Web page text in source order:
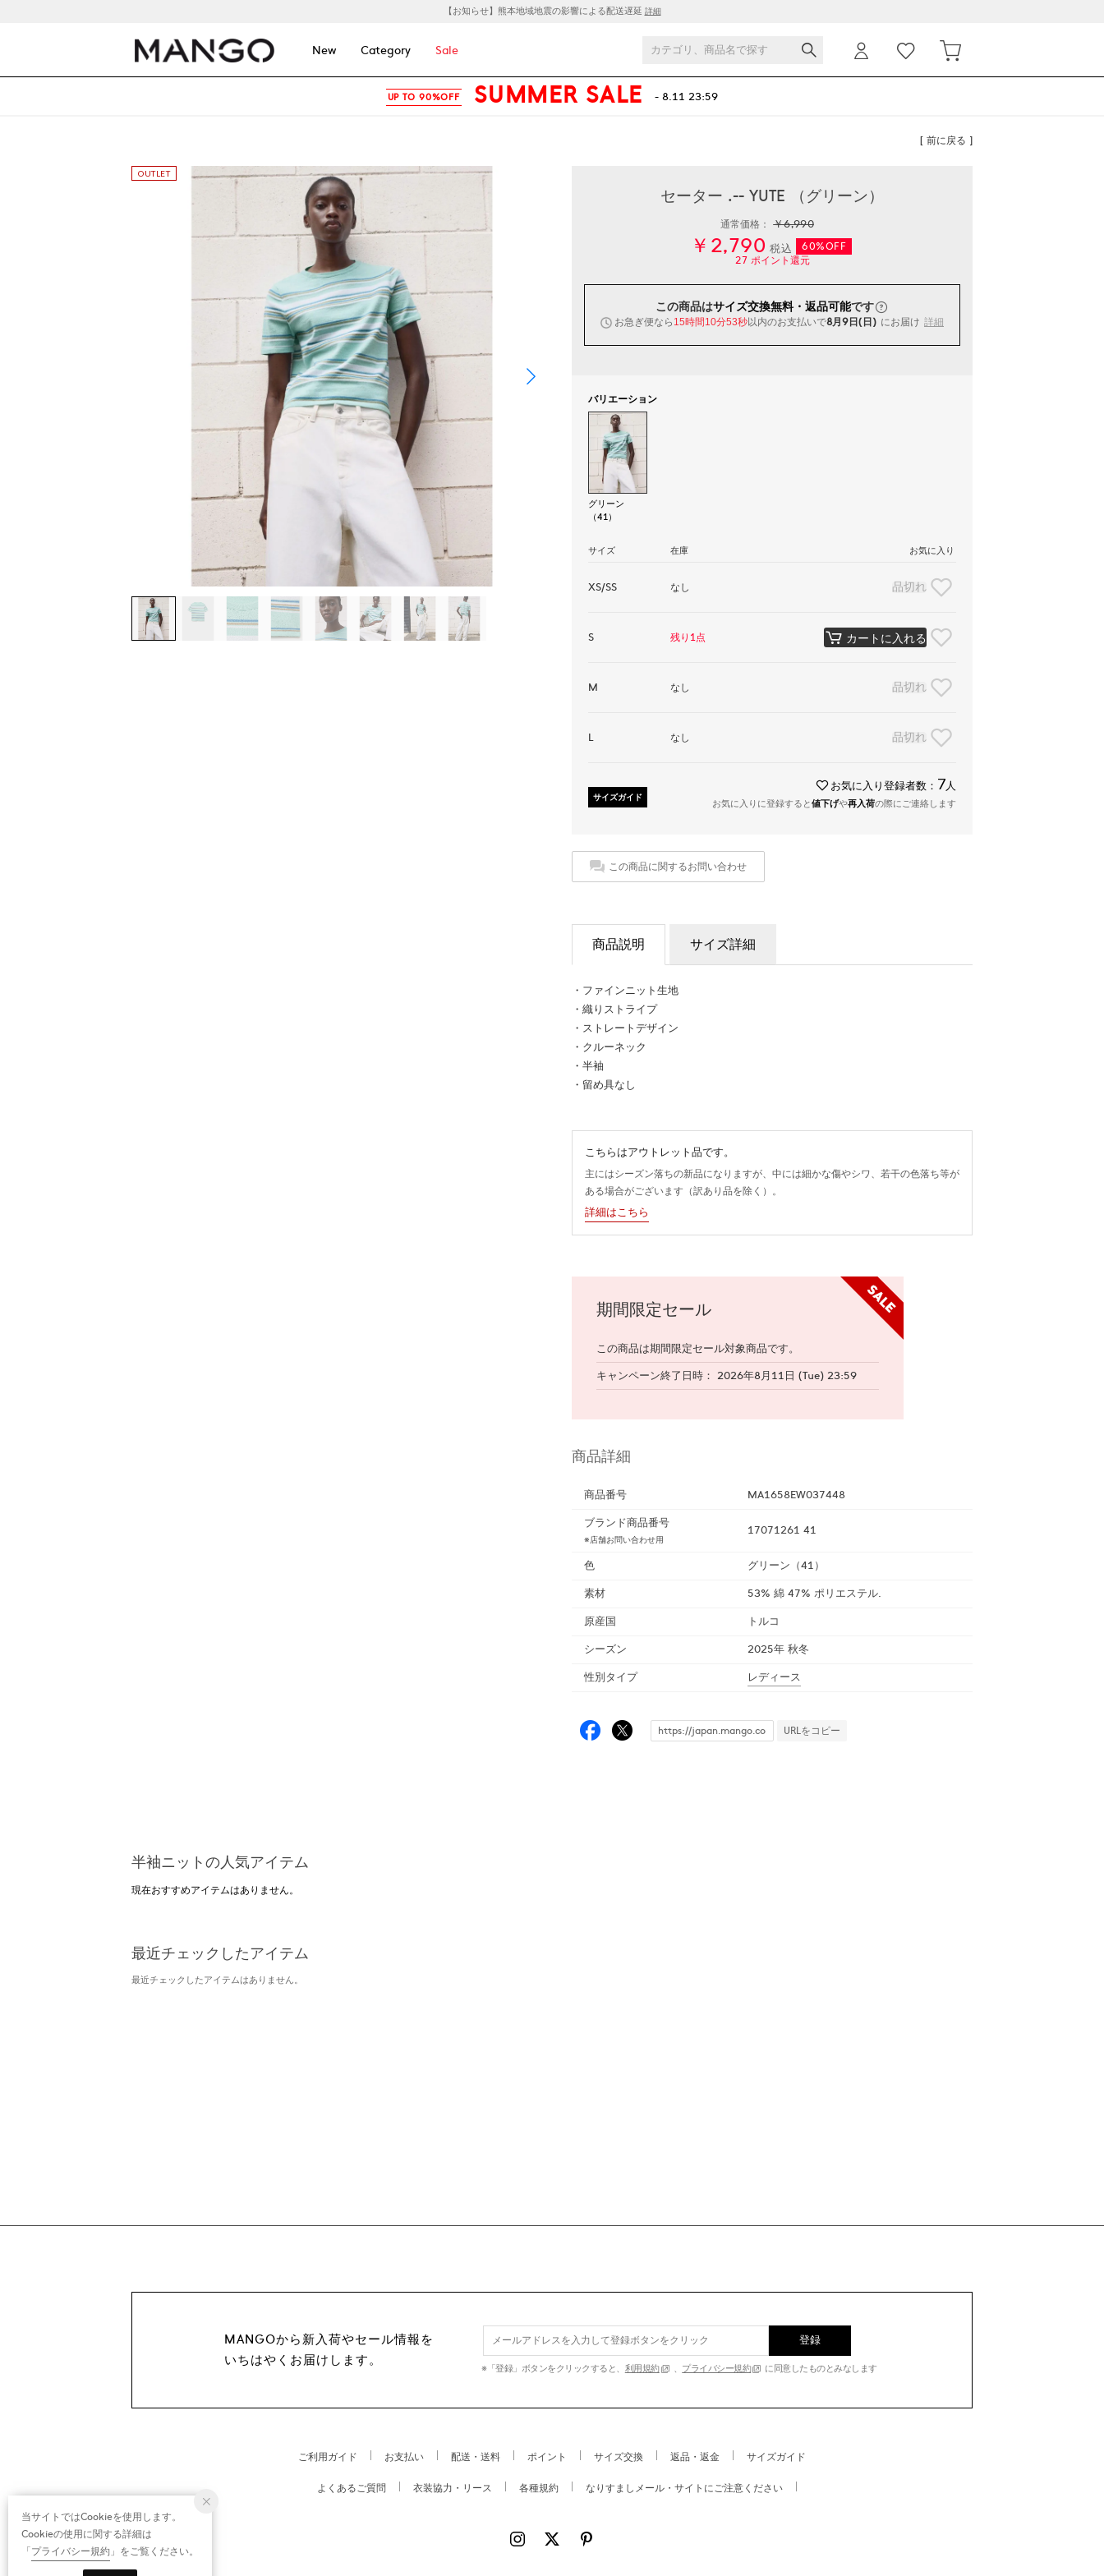
【お知らせ】熊本地域地震の影響による配送遅延 詳細
New Category Sale
UP TO 90%OFF SUMMER SALE - 8.11 23:59
[ 前に戻る ]
セーター .-- YUTE （グリーン）
通常価格：￥6,990
￥2,790 税込
60%OFF
27ポイント還元
この商品はサイズ交換無料・返品可能です
お急ぎ便なら 15時間10分52秒以内のお支払いで8月9日(日) にお届け 詳細
バリエーション
グリーン
（41）
サイズ 在庫 お気に入り
XS/SS なし 品切れ
S 残り1点 カートに入れる
M なし 品切れ
L なし 品切れ
サイズガイド
お気に入り登録者数： 7 人
お気に入りに登録すると値下げや再入荷の際にご連絡します
この商品に関するお問い合わせ
商品説明 サイズ詳細
・ファインニット生地
・織りストライプ
・ストレートデザイン
・クルーネック
・半袖
・留め具なし
こちらはアウトレット品です。
主にはシーズン落ちの新品になりますが、中には細かな傷やシワ、若干の色落ち等が
ある場合がございます（訳あり品を除く）。
詳細はこちら
期間限定セール
この商品は期間限定セール対象商品です。
キャンペーン終了日時
2026年8月11日 (Tue) 23:59
商品詳細
商品番号
MA1658EW037448
ブランド商品番号
※店舗お問い合わせ用
17071261 41
色
グリーン（41）
素材
53% 綿 47% ポリエステル.
原産国
トルコ
シーズン
2025年 秋冬
性別タイプ
レディース
URLをコピー
半袖ニットの人気アイテム
現在おすすめアイテムはありません。
最近チェックしたアイテム
最近チェックしたアイテムはありません。
MANGOから新入荷やセール情報を
いちはやくお届けします。
登録
※「登録」ボタンをクリックすると、 利用規約 、 プライバシー規約 に同意したものとみなします
ご利用ガイド お支払い 配送・送料 ポイント サイズ交換 返品・返金 サイズガイド
よくあるご質問 衣装協力・リース 各種規約 なりすましメール・サイトにご注意ください
当サイトではCookieを使用します。
Cookieの使用に関する詳細は
「プライバシー規約 」をご覧ください。